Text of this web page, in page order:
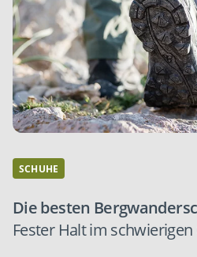
SCHUHE
Die besten
Fester Halt im schwierigen